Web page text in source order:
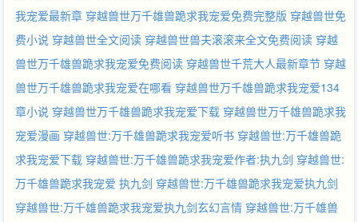
我宠爱最新章 穿越兽世万千雄兽跪求我宠爱免费完整版 穿越兽世免
费小说 穿越兽世全文阅读 穿越兽世兽夫滚滚来全文免费阅读 穿越
兽世万千雄兽跪求我宠爱免费阅读 穿越兽世千荒大人最新章节 穿越
兽世万千雄兽跪求我宠爱在哪看 穿越兽世万千雄兽跪求我宠爱134
章小说 穿越兽世万千雄兽跪求我宠爱下载 穿越兽世万千雄兽跪求我
宠爱漫画 穿越兽世:万千雄兽跪求我宠爱听书 穿越兽世:万千雄兽跪
求我宠爱下载 穿越兽世:万千雄兽跪求我宠爱作者:执九剑 穿越兽世:
万千雄兽跪求我宠爱 执九剑 穿越兽世:万千雄兽跪求我宠爱执九剑
穿越兽世:万千雄兽跪求我宠爱执九剑玄幻言情 穿越兽世:万千雄兽